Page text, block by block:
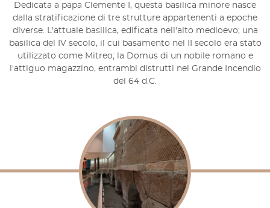
Dedicata a papa Clemente I, questa basilica minore nasce
dalla stratificazione di tre strutture appartenenti a epoche
diverse. L'attuale basilica, edificata nell'alto medioevo; una
basilica del IV secolo, il cui basamento nel II secolo era stato
utilizzato come Mitreo; la Domus di un nobile romano e
l'attiguo magazzino, entrambi distrutti nel Grande Incendio
del 64 d.C.